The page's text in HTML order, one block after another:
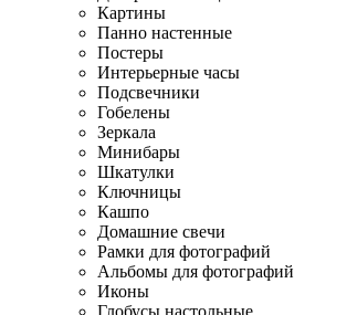
Картины
Панно настенные
Постеры
Интерьерные часы
Подсвечники
Гобелены
Зеркала
Минибары
Шкатулки
Ключницы
Кашпо
Домашние свечи
Рамки для фотографий
Альбомы для фотографий
Иконы
Глобусы настольные